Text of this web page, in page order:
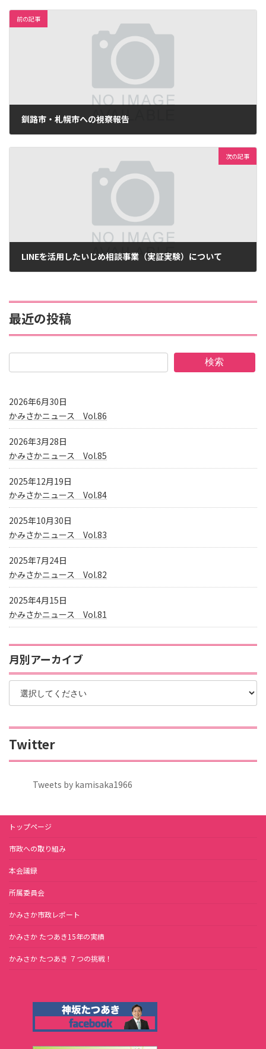
前の記事
釧路市・札幌市への視察報告
次の記事
LINEを活用したいじめ相談事業（実証実験）について
最近の投稿
検索
2026年6月30日
かみさかニュース Vol.86
2026年3月28日
かみさかニュース Vol.85
2025年12月19日
かみさかニュース Vol.84
2025年10月30日
かみさかニュース Vol.83
2025年7月24日
かみさかニュース Vol.82
2025年4月15日
かみさかニュース Vol.81
月別アーカイブ
Twitter
Tweets by kamisaka1966
トップページ
市政への取り組み
本会議録
所属委員会
かみさか市政レポート
かみさか たつあき15年の実績
かみさか たつあき ７つの挑戦！